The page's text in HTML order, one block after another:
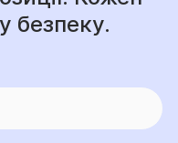
безпеку.